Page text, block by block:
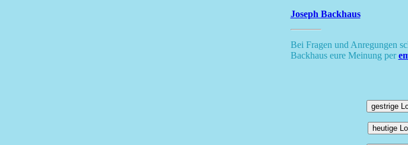
Joseph Backhaus
Bei Fragen und Anregungen
Backhaus eure Meinung per
gestrige
heutige